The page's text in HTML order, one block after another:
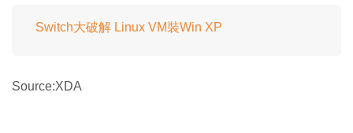
Switch大破解 Linux VM裝Win XP
Source:XDA